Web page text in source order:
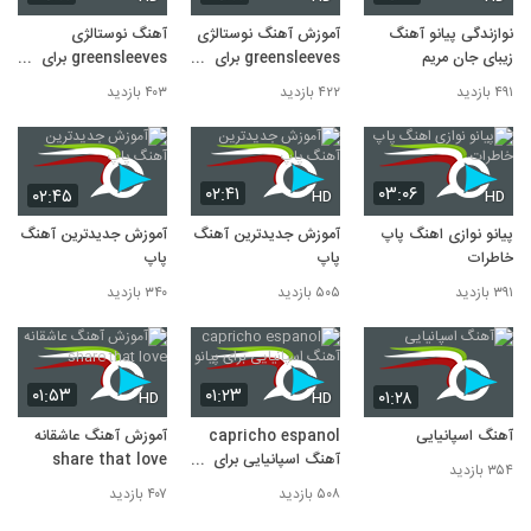
۳۵۴ بازدید
نوازندگی پیانو آهنگ
زیبای جان مریم
۴۹۱ بازدید
آموزش آهنگ نوستالژی
greensleeves برای
پیانو
۴۲۲ بازدید
آهنگ نوستالژی
greensleeves برای
پیانو
۴۰۳ بازدید
۰۳:۰۶ HD
پیانو نوازی اهنگ پاپ
خاطرات
۳۹۱ بازدید
۰۲:۴۱ HD
آموزش جدیدترین آهنگ
پاپ
۵۰۵ بازدید
۰۲:۴۵
آموزش جدیدترین آهنگ
پاپ
۳۴۰ بازدید
۰۱:۲۸
آهنگ اسپانیایی
۳۵۴ بازدید
۰۱:۲۳ HD
capricho espanol
آهنگ اسپانیایی برای
پیانو
۵۰۸ بازدید
۰۱:۵۳ HD
آموزش آهنگ عاشقانه
share that love
۴۰۷ بازدید